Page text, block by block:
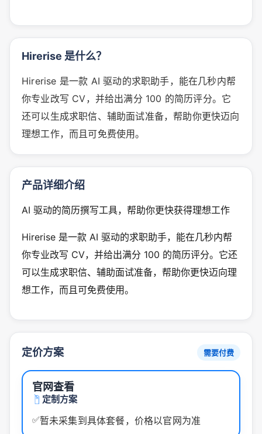
Hirerise 是什么？
Hirerise 是一款 AI 驱动的求职助手，能在几秒内帮
你专业改写 CV，并给出满分 100 的简历评分。它
还可以生成求职信、辅助面试准备，帮助你更快迈向
理想工作，而且可免费使用。
产品详细介绍
AI 驱动的简历撰写工具，帮助你更快获得理想工作
Hirerise 是一款 AI 驱动的求职助手，能在几秒内帮
你专业改写 CV，并给出满分 100 的简历评分。它还
可以生成求职信、辅助面试准备，帮助你更快迈向理
想工作，而且可免费使用。
定价方案 需要付费
官网查看
定制方案
✅暂未采集到具体套餐，价格以官网为准